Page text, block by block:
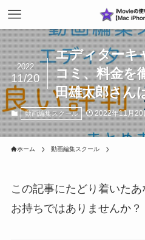
エディターキ
コミ、料金を
田雄太郎さん
2022
11/20
動画編集スクール 2022年11月20
ホーム 動画編集スクール
この記事にたどり着いた
お持ちではありませんか？